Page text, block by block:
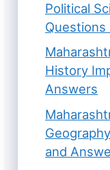
Political
Questions
History
Answers
and